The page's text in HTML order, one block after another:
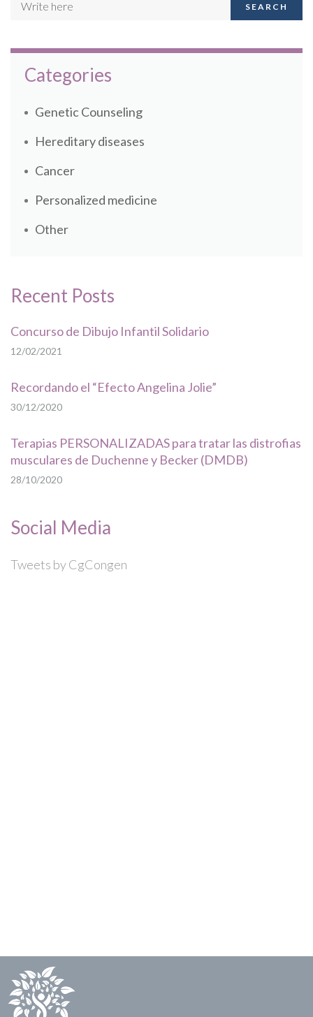
SEARCH
Categories
Genetic Counseling
Hereditary diseases
Cancer
Personalized medicine
Other
Recent Posts
Concurso de Dibujo Infantil Solidario
12/02/2021
Recordando el “Efecto Angelina Jolie”
30/12/2020
Terapias PERSONALIZADAS para tratar las distrofias
musculares de Duchenne y Becker (DMDB)
28/10/2020
Social Media
Tweets by CgCongen